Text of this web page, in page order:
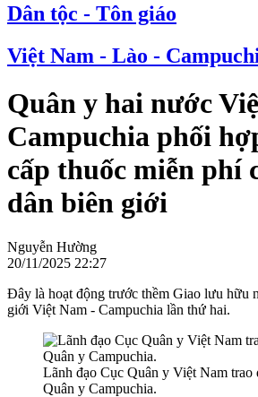
Dân tộc - Tôn giáo
Việt Nam - Lào -
Quân y hai nước
Campuchia phối
cấp thuốc miễn phí
dân biên giới
Nguyễn Hường
20/11/2025 22:27
Đây là hoạt động trước thềm Giao lưu hữu
giới Việt Nam - Campuchia lần thứ hai.
Lãnh đạo Cục Quân y Việt Nam trao
Quân y Campuchia.